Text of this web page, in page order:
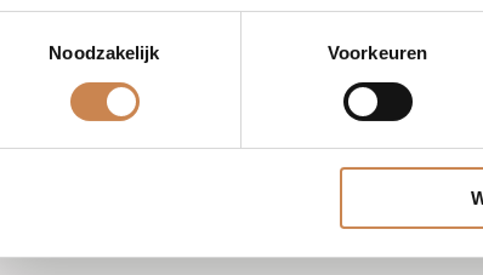
Noodzakelijk
Voorkeuren
Tijdens deze sessie leer je hoe je elk product
behandelplan